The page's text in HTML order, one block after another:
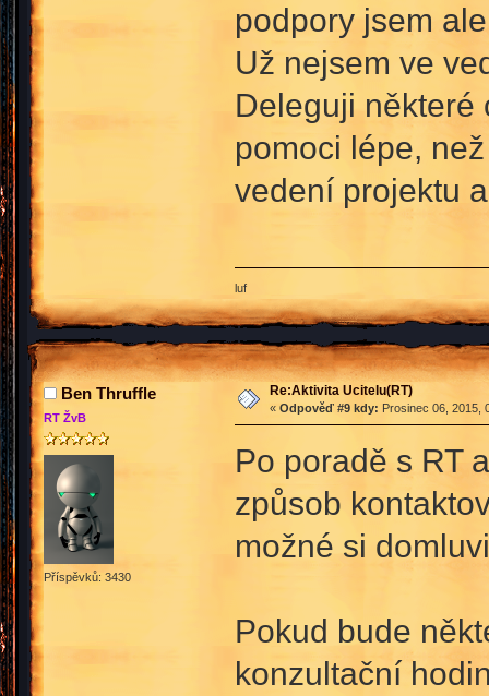
podpory jsem
Už nejsem ve
Deleguji některé
pomoci lépe,
vedení projektu
luf
Ben Thruffle
RT ŽvB
Příspěvků: 3430
Re:Aktivita Ucitelu(RT)
« Odpověď #9 kdy: Prosinec 06, 2015,
Po poradě s RT
způsob
možné si
Pokud bude
konzultační